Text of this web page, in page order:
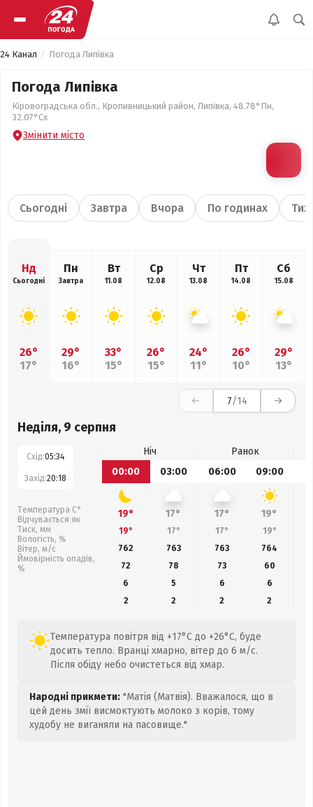
24 Канал Погода Липівка
Погода Липівка
Кіровоградська обл., Кропивницький район, Липівка, 48.78°Пн,
32.07°Сх
Змінити місто
Сьогодні Завтра Вчора По годинах
Нд
Сьогодні
26°
17°
Пн
Завтра
29°
16°
Вт
11.08
33°
15°
Ср
12.08
26°
15°
Чт
13.08
24°
11°
Пт
14.08
26°
10°
Сб
15.08
29°
13°
7/14
Неділя, 9 серпня
Схід:05:34
Захід:20:18
Температура С°
Відчувається як
Тиск, мм
Вологість, %
Вітер, м/с
Ймовірність опадів,
%
Ніч
Ранок
00:00
03:00 06:00 09:00
19° 17° 17° 19°
19° 17° 17° 19°
762
763 763 764
72
78 73 60
6
5 6
6
2
2 2 2
Температура повітря від +17°C до +26°C, буде
досить тепло. Вранці хмарно, вітер до 6 м/с.
Після обіду небо очистеться від хмар.
Народні прикмети: "Матія (Матвія). Вважалося, що в
цей день змії висмоктують молоко з корів, тому
худобу не виганяли на пасовище."